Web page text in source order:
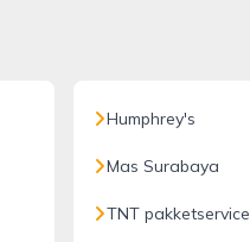
Humphrey's
Mas Surabaya
TNT pakketservice